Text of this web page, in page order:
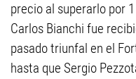
precio al superarlo por
Carlos Bianchi fue
pasado triunfal en el
hasta que Sergio